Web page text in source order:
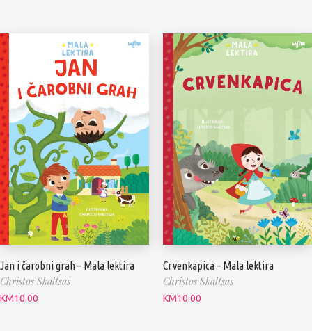
Jan i čarobni grah – Mala lektira
Christos Skaltsas
KM10.00
Crvenkapica – Mala lektira
Christos Skaltsas
KM10.00